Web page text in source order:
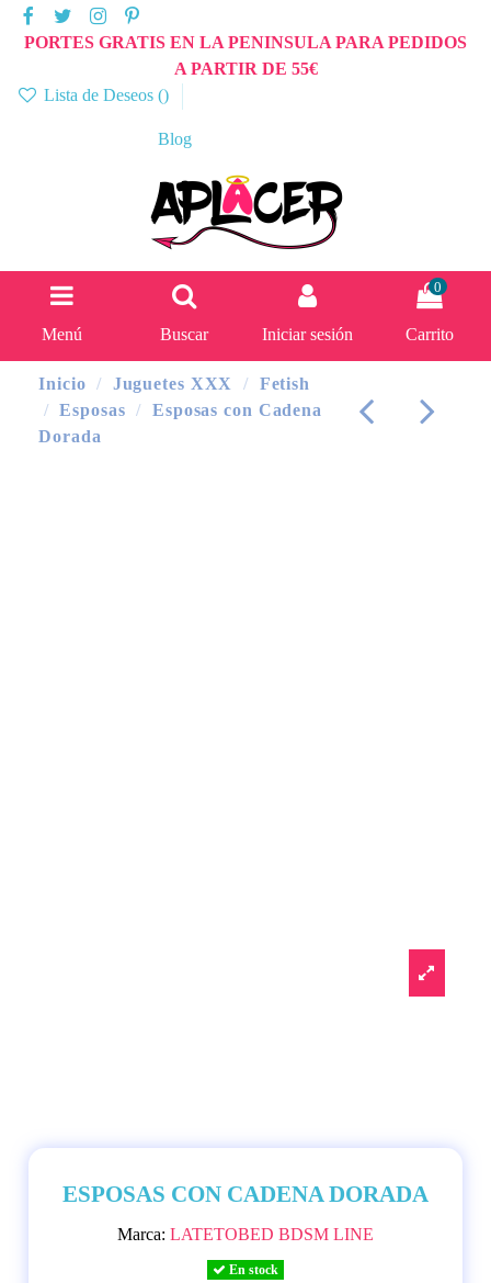
PORTES GRATIS EN LA PENINSULA PARA PEDIDOS
A PARTIR DE 55€
Lista de Deseos ()
Blog
Menú Buscar Iniciar sesión
0
Carrito
Inicio Juguetes XXX
Fetish
Esposas
Esposas con Cadena
Dorada
ESPOSAS CON CADENA DORADA
Marca: LATETOBED BDSM LINE
En stock